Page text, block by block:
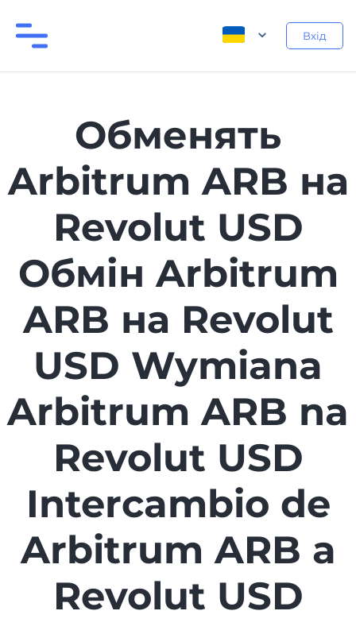
Вхід
Обменять
Arbitrum ARB на
Revolut USD
Обмін Arbitrum
ARB на Revolut
USD Wymiana
Arbitrum ARB na
Revolut USD
Intercambio de
Arbitrum ARB a
Revolut USD